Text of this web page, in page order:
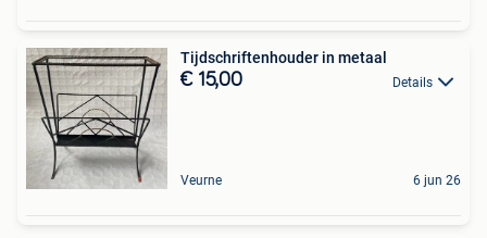
Tijdschriftenhouder in metaal
€ 15,00 Details
Veurne 6 jun 26